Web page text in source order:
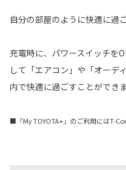
自分の部屋のように快適に過ご
充電時に、パワースイッチを
して「エアコン」や「オーデ
内で快適に過ごすことができま
■「My TOYOTA+」のご利用にはT-